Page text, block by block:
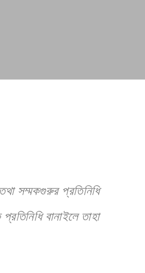
সম্মকগুরুর প্রতিনিধি
বানাইলে তাহা